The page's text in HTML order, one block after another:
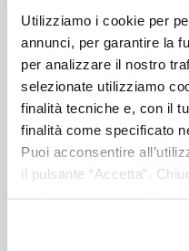
Utilizziamo i cookie per
annunci, per garantire la
per analizzare il nostro
selezionate utilizziamo
finalità tecniche e, con il
finalità come specificato
Puoi acconsentire
il pulsante “Accetta”.
Ti
può
interessare